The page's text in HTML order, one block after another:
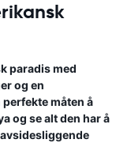
paradis med
og en
måten å
og se alt den har å